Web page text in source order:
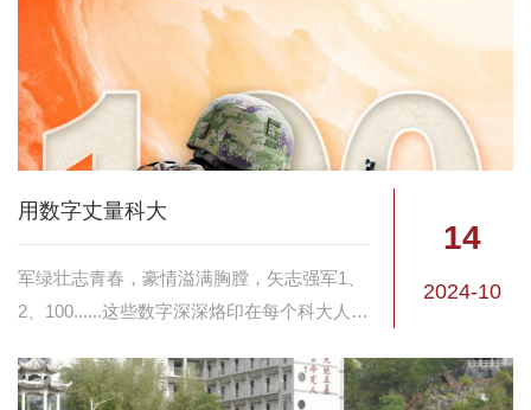
用数字丈量科大
军绿壮志青春，豪情溢满胸膛，矢志强军1、
2、100......这些数字深深烙印在每个科大人心
14
2024-10